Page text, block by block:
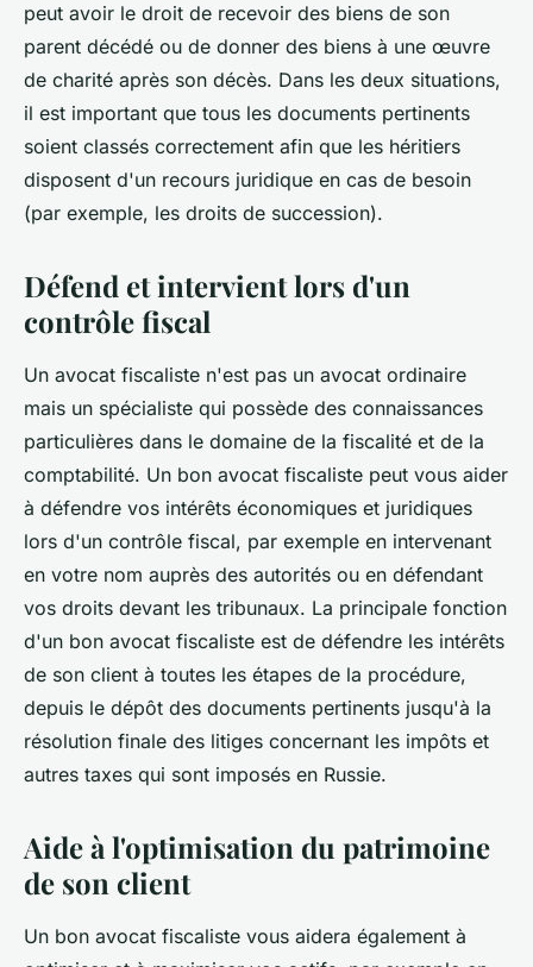
peut avoir le droit de recevoir des biens de son
parent décédé ou de donner des biens à une œuvre
de charité après son décès. Dans les deux situations,
il est important que tous les documents pertinents
soient classés correctement afin que les héritiers
disposent d'un recours juridique en cas de besoin
(par exemple, les droits de succession).
Défend et intervient lors d'un
contrôle fiscal
Un avocat fiscaliste n'est pas un avocat ordinaire
mais un spécialiste qui possède des connaissances
particulières dans le domaine de la fiscalité et de la
comptabilité. Un bon avocat fiscaliste peut vous aider
à défendre vos intérêts économiques et juridiques
lors d'un contrôle fiscal, par exemple en intervenant
en votre nom auprès des autorités ou en défendant
vos droits devant les tribunaux. La principale fonction
d'un bon avocat fiscaliste est de défendre les intérêts
de son client à toutes les étapes de la procédure,
depuis le dépôt des documents pertinents jusqu'à la
résolution finale des litiges concernant les impôts et
autres taxes qui sont imposés en Russie.
Aide à l'optimisation du patrimoine
de son client
Un bon avocat fiscaliste vous aidera également à